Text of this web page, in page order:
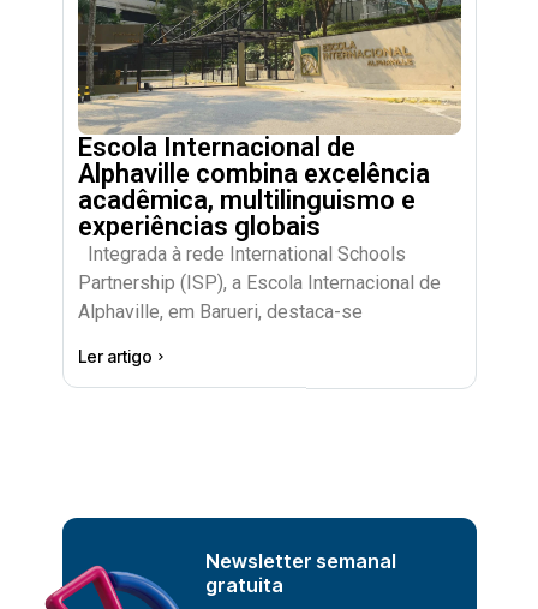
Escola Internacional de
Alphaville combina excelência
acadêmica, multilinguismo e
experiências globais
Integrada à rede International Schools
Partnership (ISP), a Escola Internacional de
Alphaville, em Barueri, destaca-se
Ler artigo
Newsletter semanal
gratuita